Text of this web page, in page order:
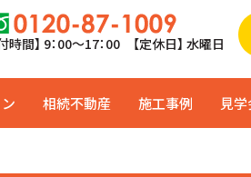
時間】 9：00〜17：00 【定休日】 水曜日
相続不動産 施工事例 見